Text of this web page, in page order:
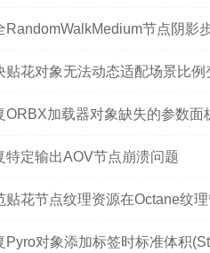
RandomWalkMedium节点阴影
贴花对象无法动态适配场景比例
ORBX加载器对象缺失的参数面
特定输出AOV节点崩溃问题
贴花节点纹理资源在Octane纹
Pyro对象添加标签时标准体积